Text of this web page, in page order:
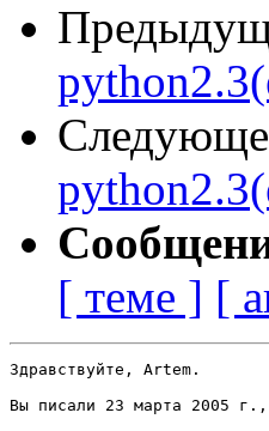
[ теме ] [
Здравствуйте, Artem.
Вы писали 23 марта 2005